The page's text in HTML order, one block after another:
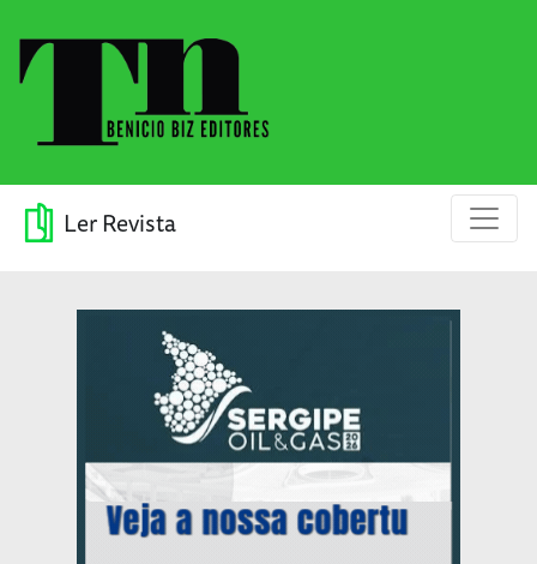
Ler Revista